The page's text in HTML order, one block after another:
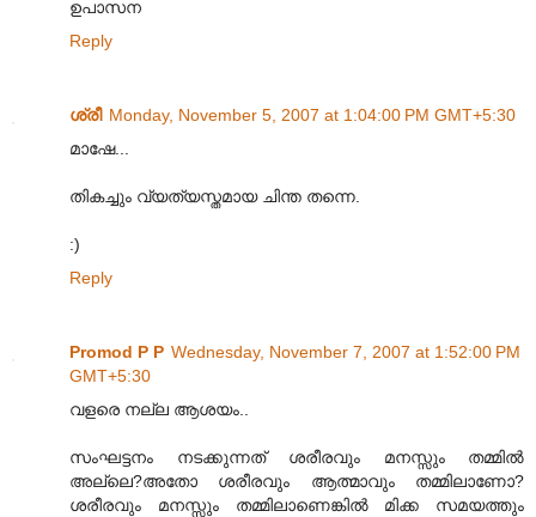
ഉപാസന
Reply
ശ്രീ Monday, November 5, 2007 at 1:04:00 PM GMT+5:30
മാഷേ...
തികച്ചും വ്യത്യസ്തമായ ചിന്ത തന്നെ.
:)
Reply
Promod P P Wednesday, November 7, 2007 at 1:52:00 PM
GMT+5:30
വളരെ നല്ല ആശയം..
സംഘട്ടനം നടക്കുന്നത് ശരീരവും മനസ്സും തമ്മില്‍
അല്ലെ?അതോ ശരീരവും ആത്മാവും തമ്മിലാണോ?
ശരീരവും മനസ്സും തമ്മിലാണെങ്കില്‍ മിക്ക സമയത്തും